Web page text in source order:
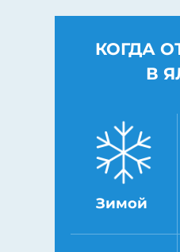
КОГДА
В
Зимой